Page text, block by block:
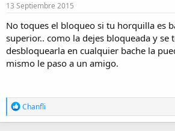
s
:
13 Septiembre 2015
No toques el bloqueo si tu horquilla es
superior.. como la dejes bloqueada y se
desbloquearla en cualquier bache la
mismo le paso a un amigo.
R
e
a
Chanfli